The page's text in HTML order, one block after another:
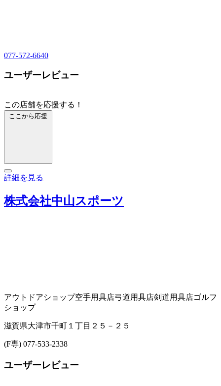
077-572-6640
ユーザーレビュー
この店舗を応援する！
ここから応援
詳細を見る
株式会社中山スポーツ
アウトドアショップ空手用具店弓道用具店剣道用具店ゴルフ
ショップ
滋賀県大津市千町１丁目２５－２５
(F専) 077-533-2338
ユーザーレビュー